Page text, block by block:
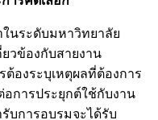
นระดับมหาวิทยาลัย
วข้องกับสายงาน
งระบุเหตุผลที่ต้องการ
การประยุกต์ใช้กับงาน
บการอบรมจะได้รับ
ารเรียนรู้แห่งชาติ